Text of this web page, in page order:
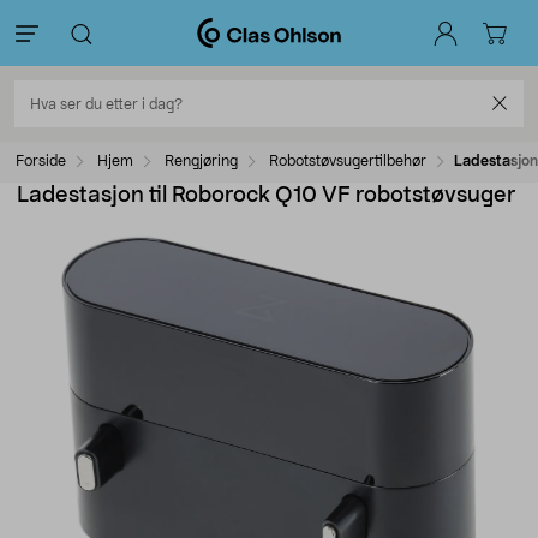
Forside Hjem Rengjøring Robotstøvsugertilbehør
Ladestasjon til Roborock Q10 VF robotstøvsuger